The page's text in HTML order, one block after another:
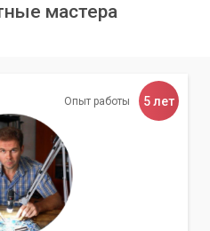
мастера
Опыт работы 5 лет